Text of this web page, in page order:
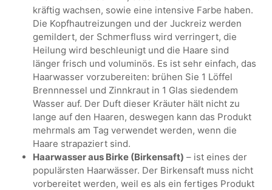
kräftig wachsen, sowie eine intensive Farbe haben.
Die Kopfhautreizungen und der Juckreiz werden
gemildert, der Schmerfluss wird verringert, die
Heilung wird beschleunigt und die Haare sind
länger frisch und voluminös. Es ist sehr einfach, das
Haarwasser vorzubereiten: brühen Sie 1 Löffel
Brennnessel und Zinnkraut in 1 Glas siedendem
Wasser auf. Der Duft dieser Kräuter hält nicht zu
lange auf den Haaren, deswegen kann das Produkt
mehrmals am Tag verwendet werden, wenn die
Haare strapaziert sind.
Haarwasser aus Birke (Birkensaft) – ist eines der
populärsten Haarwässer. Der Birkensaft muss nicht
vorbereitet werden, weil es als ein fertiges Produkt